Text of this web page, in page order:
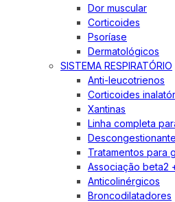
Dor muscular
Corticoides
Psoríase
Dermatológicos
SISTEMA RESPIRATÓRIO
Anti-leucotrienos
Corticoides
Xantinas
Linha completa
Tratamentos para
Associação beta2
Anticolinérgicos
Broncodilatadores